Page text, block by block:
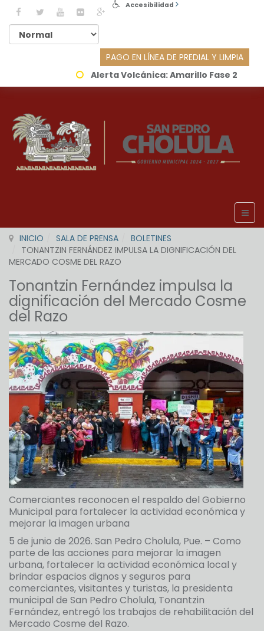
Accesibilidad
PAGO EN LÍNEA DE PREDIAL Y LIMPIA
Alerta Volcánica:Amarillo Fase 2
INICIO SALA DE PRENSA
BOLETINES
TONANTZIN FERNÁNDEZ IMPULSA LA DIGNIFICACIÓN DEL
MERCADO COSME DEL RAZO
Tonantzin Fernández impulsa la
dignificación del Mercado Cosme
del Razo
Comerciantes reconocen el respaldo del Gobierno
Municipal para fortalecer la actividad económica y
mejorar la imagen urbana
5 de junio de 2026. San Pedro Cholula, Pue. – Como
parte de las acciones para mejorar la imagen
urbana, fortalecer la actividad económica local y
brindar espacios dignos y seguros para
comerciantes, visitantes y turistas, la presidenta
municipal de San Pedro Cholula, Tonantzin
Fernández, entregó los trabajos de rehabilitación del
Mercado Cosme del Razo.